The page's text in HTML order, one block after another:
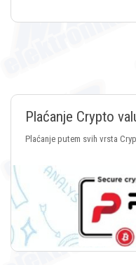
Plaćanje Crypto
Plaćanje putem svih vrsta